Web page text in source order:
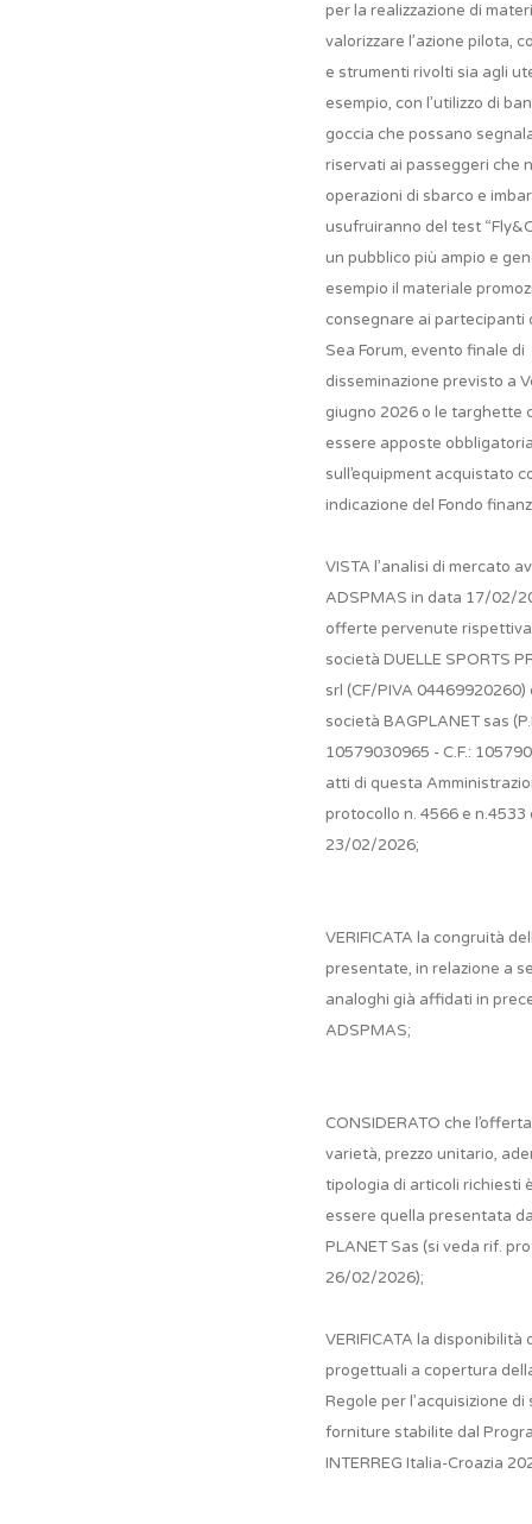
per la realizzazione di
valorizzare l’azione pilota,
e strumenti rivolti sia agli
esempio, con l’utilizzo di
goccia che possano
riservati ai passeggeri che
operazioni di sbarco e
usufruiranno del test
un pubblico più ampio e
esempio il materiale
consegnare ai partecipanti
Sea Forum, evento finale di
disseminazione previsto a
giugno 2026 o le targhette
essere apposte
sull’equipment acquistato
indicazione del Fondo
VISTA l’analisi di mercato
ADSPMAS in data 17/02/
offerte pervenute
società DUELLE SPORTS
srl (CF/PIVA 04469920260)
società BAGPLANET sas
10579030965 - C.F.:
atti di questa
protocollo n. 4566 e n.4533
23/02/2026;
VERIFICATA la congruità
presentate, in relazione a
analoghi già affidati in
ADSPMAS;
CONSIDERATO che
varietà, prezzo unitario,
tipologia di articoli richiesti
essere quella presentata
PLANET Sas (si veda rif.
26/02/2026);
VERIFICATA la disponibilità
progettuali a copertura
Regole per l’acquisizione di
forniture stabilite dal
INTERREG Italia-Croazia